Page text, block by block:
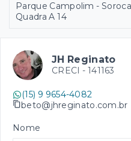
Parque Campolim -
Quadra A 14
JH Reginato
CRECI - 141163
(15) 9 9654-4082
beto@jhreginato.com.br
Nome